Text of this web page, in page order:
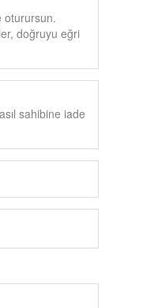
oturursun.
doğruyu eğri
sahibine iade